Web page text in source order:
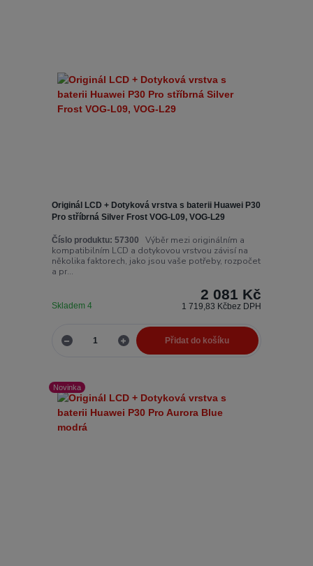
Originál LCD + Dotyková vrstva s baterii Huawei P30
Pro stříbrná Silver Frost VOG-L09, VOG-L29
Číslo produktu: 57300
Výběr mezi originálním a
kompatibilním LCD a dotykovou vrstvou závisí na
několika faktorech, jako jsou vaše potřeby, rozpočet
a pr...
2 081 Kč
1 719,83 Kčbez DPH
Skladem 4
Přidat do košíku
Novinka